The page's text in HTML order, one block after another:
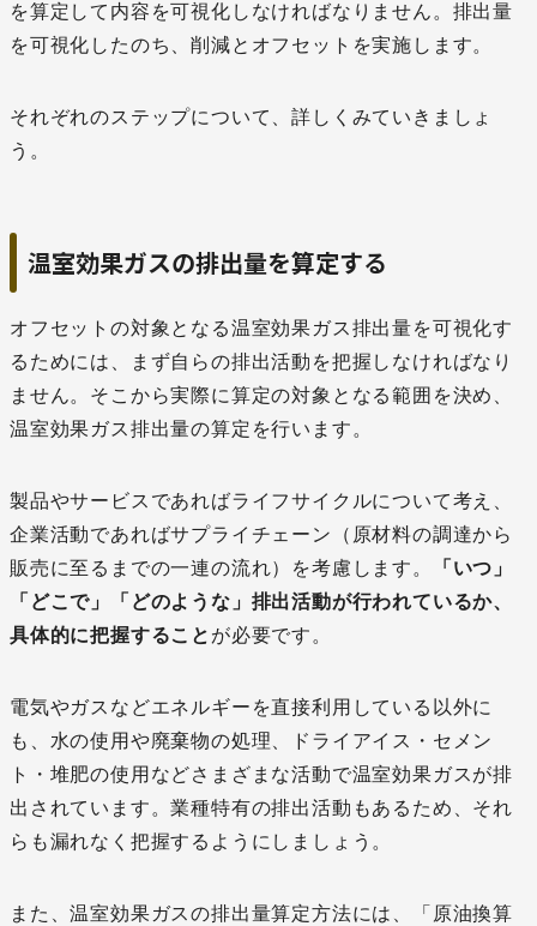
を算定して内容を可視化しなければなりません。排出量
を可視化したのち、削減とオフセットを実施します。
それぞれのステップについて、詳しくみていきましょ
う。
温室効果ガスの排出量を算定する
オフセットの対象となる温室効果ガス排出量を可視化す
るためには、まず自らの排出活動を把握しなければなり
ません。そこから実際に算定の対象となる範囲を決め、
温室効果ガス排出量の算定を行います。
製品やサービスであればライフサイクルについて考え、
企業活動であればサプライチェーン（原材料の調達から
販売に至るまでの一連の流れ）を考慮します。
「いつ」
「どこで」「どのような」排出活動が行われているか、
具体的に把握すること が必要です。
電気やガスなどエネルギーを直接利用している以外に
も、水の使用や廃棄物の処理、ドライアイス・セメン
ト・堆肥の使用などさまざまな活動で温室効果ガスが排
出されています。業種特有の排出活動もあるため、それ
らも漏れなく把握するようにしましょう。
また、温室効果ガスの排出量算定方法には、「原油換算